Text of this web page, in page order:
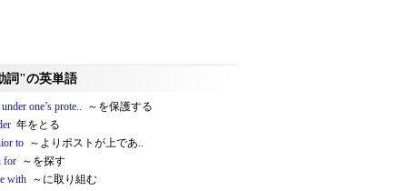
詞"の英単語
one’s prote.. ～を保護する
年をとる
to ～よりポストが上であ..
for ～を探す
with ～に取り組む